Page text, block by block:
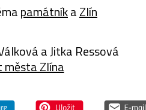
památníkaZlín
a Jitka Ressová
Zlína